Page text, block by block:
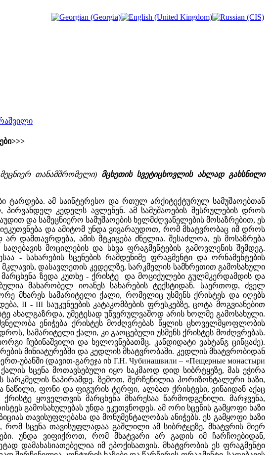
თანამშრომელი) მცხეთის სვეტიცხოვლის ახლად გახსნილი
ტარდება. ამ საინტერესო და რთულ არქიტექტურულ სამუშაოებთან
კედელს ავლენენ. ამ სამუშაოების შესრულების დროს
და სამეცნიერო სამუშაოების ხელმძღვანელების მოსაზრებით, ეს
და ამიტომ უნდა ვივარაუდოთ, რომ მხატვრობაც იმ დროს
დამთავრდება, ამის მტკიცება ძნელია. შესაძლოა, ეს მოსაზრება
მოცილების და სხვა ფრაგმენტების გამოვლენის შემდეგ.
- სახარების სცენების რამდენიმე ფრაგმენტი და ორნამენტების
დასავლეთის კედელზე, სარკმელის სამხრეთით გამოსახული
ზედა კუთხე - ქრისტე და მოციქულები გულმკერდამდის და
მახარობელ იოანეს სახარების ტექსტიდან. საერთოდ, ძველ
მხარეს სამარიტელი ქალი, რომელიც უსმენს ქრისტეს და იღებს
II - III საუკუნეების კატაკომბების ფრესკებზე, ცოტა მოგვიანებით
ახალგაზრდა, უმეტესად უწვერულვაშოდ არის ხოლმე გამოსახული.
ენიჭება ქრისტეს მოძღვრებას წყლის ცხოველმყოფლობის
სამარიტელი ქალი, კი გაოცებული უსმენს ქრისტეს მოძღვრებას.
ჩუბინაშვილი და ხელოვნებათმც. კანდიდატი ვახტანგ ცინცაძე).
მინიატურებში და კედლის მხატვრობაში. კედლის მხატვრობიდან
უბანში (დავით-გარეჯა იხ Г.Н. Чубинашвили – «Пещерные монастыри
სცენა მოთავსებული იყო საკმაოდ დიდ სიბრტყეზე, მას ეჭირა
ნაპირამდე. ზემოთ, შერჩენილია ჰორიზონტალური ხაზი,
ფონი და ფიგურის ტერფი, ალბათ ქრისტესი, ვინაიდან აქაც
ყოველთვის მარცხენა მხარესაა წარმოდგენილი. მარჯვენა,
გამოსახულებას უნდა ეკუთვნოდეს. ამ ორი სცენის გამყოფი ხაზი
თავისუფლებასა და მონუმენტალობას ანიჭებს. ეს გამყოფი ხაზი
რომ სცენა თავისუფლადაა გაშლილი ამ სიბრტყეზე, მხატვრის მიერ
უნდა ვიფიქროთ, რომ მხატვარი არ გადის იმ ჩარჩოებიდან,
დამახასიათებელია იმ ეპოქისათვის. მხატვრობის ეს ფრაგმენტი